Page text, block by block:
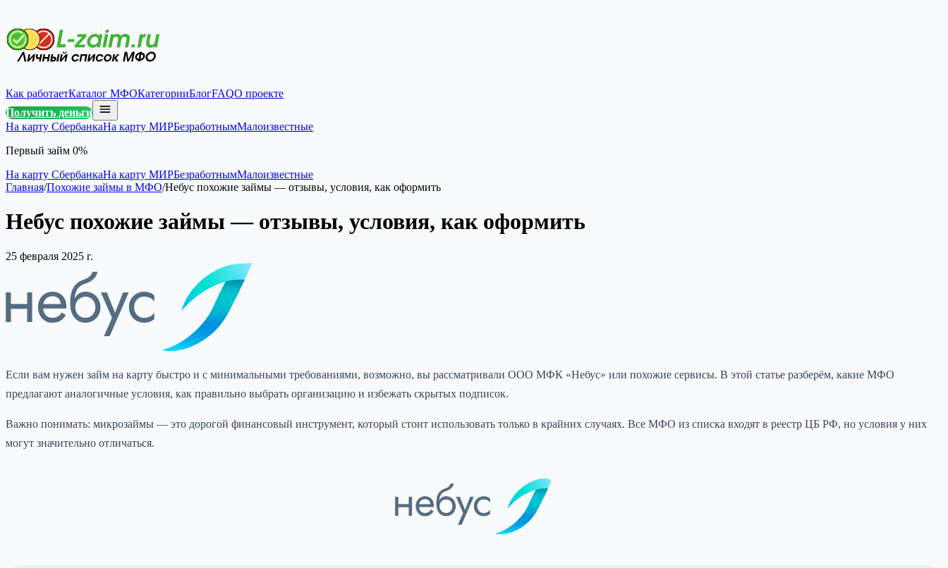
Как работаетКаталог МФОКатегорииБлогFAQО проекте
Получить деньги
На карту СбербанкаНа карту МИРБезработнымМалоизвестные
Первый займ 0%
На карту СбербанкаНа карту МИРБезработнымМалоизвестные
Главная/Похожие займы в МФО/Небус похожие займы — отзывы, условия, как оформить
Небус похожие займы — отзывы, условия, как оформить
25 февраля 2025 г.
Если вам нужен займ на карту быстро и с минимальными требованиями, возможно, вы рассматривали ООО МФК «Небус» или похожие сервисы. В этой статье разберём, какие МФО
предлагают аналогичные условия, как правильно выбрать организацию и избежать скрытых подписок.
Важно понимать: микрозаймы — это дорогой финансовый инструмент, который стоит использовать только в крайних случаях. Все МФО из списка входят в реестр ЦБ РФ, но условия у них
могут значительно отличаться.